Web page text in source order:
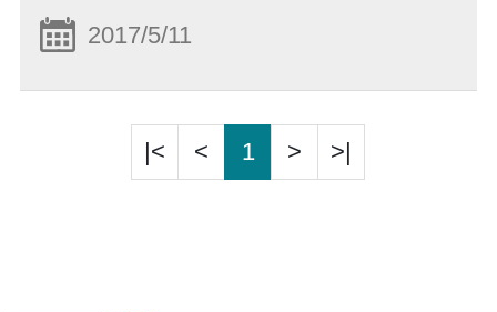
2017/5/11
|< < 1 > >|